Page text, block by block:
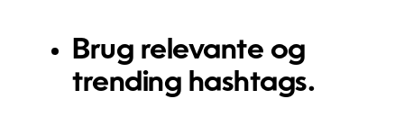
Brug relevante og
trending hashtags.